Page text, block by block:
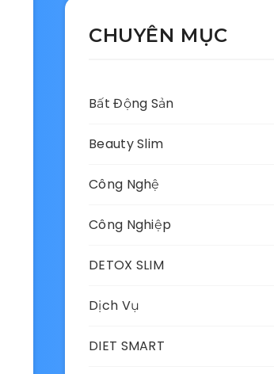
CHUYÊN MỤC
Bất Động Sản
Beauty Slim
Công Nghệ
Công Nghiệp
DETOX SLIM
Dịch Vụ
DIET SMART